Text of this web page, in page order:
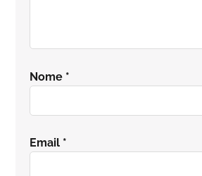
Nome *
Email *